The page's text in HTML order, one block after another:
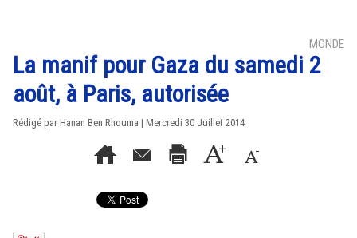
MONDE
La manif pour Gaza du samedi 2
août, à Paris, autorisée
Rédigé par Hanan Ben Rhouma | Mercredi 30 Juillet 2014